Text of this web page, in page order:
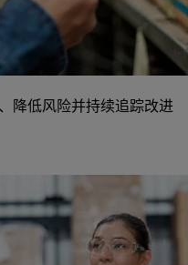
降低风险并持续追踪改进